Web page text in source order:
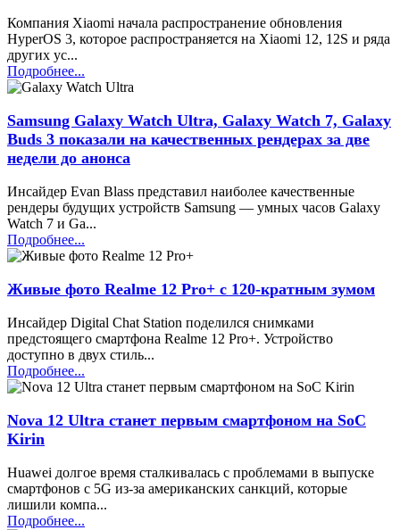
Компания Xiaomi начала распространение обновления
HyperOS 3, которое распространяется на Xiaomi 12, 12S и ряда
других ус...
Подробнее...
Samsung Galaxy Watch Ultra, Galaxy Watch 7, Galaxy
Buds 3 показали на качественных рендерах за две
недели до анонса
Инсайдер Evan Blass представил наиболее качественные
рендеры будущих устройств Samsung — умных часов Galaxy
Watch 7 и Ga...
Подробнее...
Живые фото Realme 12 Pro+ c 120-кратным зумом
Инсайдер Digital Chat Station поделился снимками
предстоящего смартфона Realme 12 Pro+. Устройство
доступно в двух стиль...
Подробнее...
Nova 12 Ultra станет первым смартфоном на SoC
Kirin
Huawei долгое время сталкивалась с проблемами в выпуске
смартфонов с 5G из-за американских санкций, которые
лишили компа...
Подробнее...